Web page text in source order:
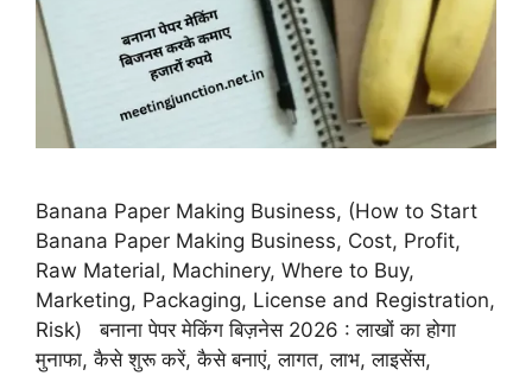
Banana Paper Making Business, (How to Start
Banana Paper Making Business, Cost, Profit,
Raw Material, Machinery, Where to Buy,
Marketing, Packaging, License and Registration,
Risk) बनाना पेपर मेकिंग बिज़नेस 2026 : लाखों का होगा
मुनाफा, कैसे शुरू करें, कैसे बनाएं, लागत, लाभ, लाइसेंस,